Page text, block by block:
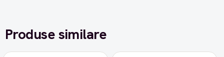
Produse similare